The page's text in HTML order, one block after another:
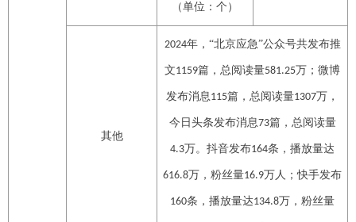
（单位：个）
其他
2024年， “北京应急”公众号共发布推
文1159篇，总阅读量581.25万；微博
发布消息115篇，总阅读量1307万，
今日头条发布消息73篇，总阅读量
4.3万。抖音发布164条，播放量达
616.8万，粉丝量16.9万人；快手发布
160条，播放量达134.8万，粉丝量